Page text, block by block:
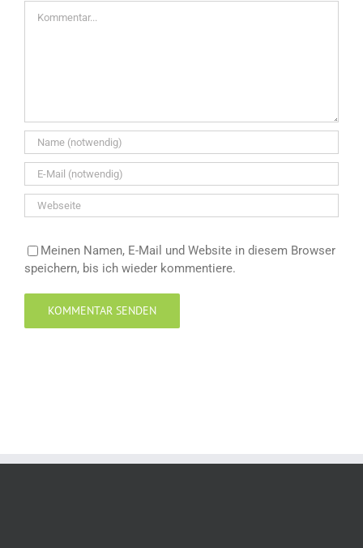
Meinen Namen, E-Mail und Website in diesem Browser
speichern, bis ich wieder kommentiere.